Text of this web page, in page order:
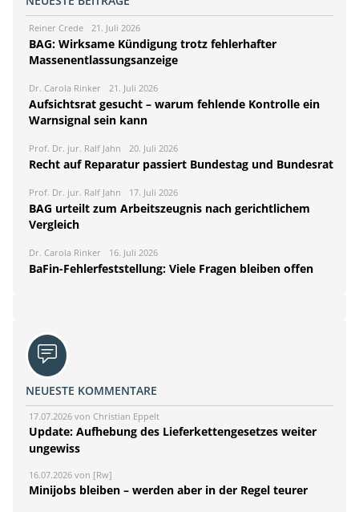
Reiner Crede 21. Juli 2026
BAG: Wirksame Kündigung trotz fehlerhafter
Massenentlassungsanzeige
Dr. Carola Rinker 21. Juli 2026
Aufsichtsrat gesucht – warum fehlende Kontrolle ein
Warnsignal sein kann
Prof. Dr. jur. Ralf Jahn 20. Juli 2026
Recht auf Reparatur passiert Bundestag und Bundesrat
Prof. Dr. jur. Ralf Jahn 17. Juli 2026
BAG urteilt zum Arbeitszeugnis nach gerichtlichem
Vergleich
Dr. Carola Rinker 16. Juli 2026
BaFin-Fehlerfeststellung: Viele Fragen bleiben offen
NEUESTE KOMMENTARE
17.07.2026 von Christian Eppelt
Update: Aufhebung des Lieferkettengesetzes weiter
ungewiss
16.07.2026 von [Rw]
Minijobs bleiben – werden aber in der Regel teurer